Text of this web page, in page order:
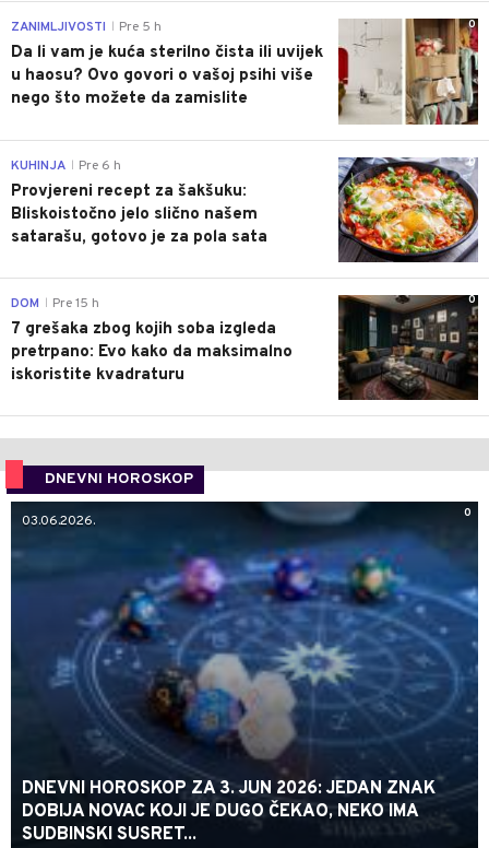
0
ZANIMLJIVOSTI Pre 5 h
Da li vam je kuća sterilno čista ili uvijek
u haosu? Ovo govori o vašoj psihi više
nego što možete da zamislite
0
KUHINJA Pre 6 h
Provjereni recept za šakšuku:
Bliskoistočno jelo slično našem
satarašu, gotovo je za pola sata
0
DOM Pre 15 h
7 grešaka zbog kojih soba izgleda
pretrpano: Evo kako da maksimalno
iskoristite kvadraturu
DNEVNI HOROSKOP
0
03.06.2026.
DNEVNI HOROSKOP ZA 3. JUN 2026: JEDAN ZNAK
DOBIJA NOVAC KOJI JE DUGO ČEKAO, NEKO IMA
SUDBINSKI SUSRET...